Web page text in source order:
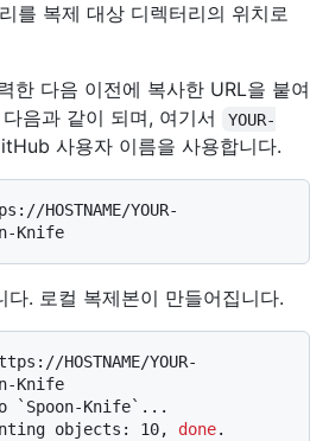
를 복제 대상 디렉터리의 위치로
한 다음 이전에 복사한 URL을 붙여
음과 같이 되며, 여기서
YOUR-
사용자 이름을 사용합니다.
YOUR-
다. 로컬 복제본이 만들어집니다.
HOSTNAME/YOUR-
Knife
`Spoon-Knife`...
objects: 10, done.